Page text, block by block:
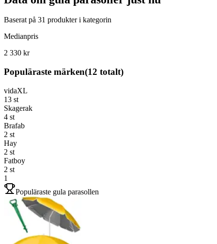
Baserat på 31 produkter i kategorin
Medianpris
2 330 kr
Populäraste märken(12 totalt)
vidaXL
13 st
Skagerak
4 st
Brafab
2 st
Hay
2 st
Fatboy
2 st
1
Populäraste gula parasollen